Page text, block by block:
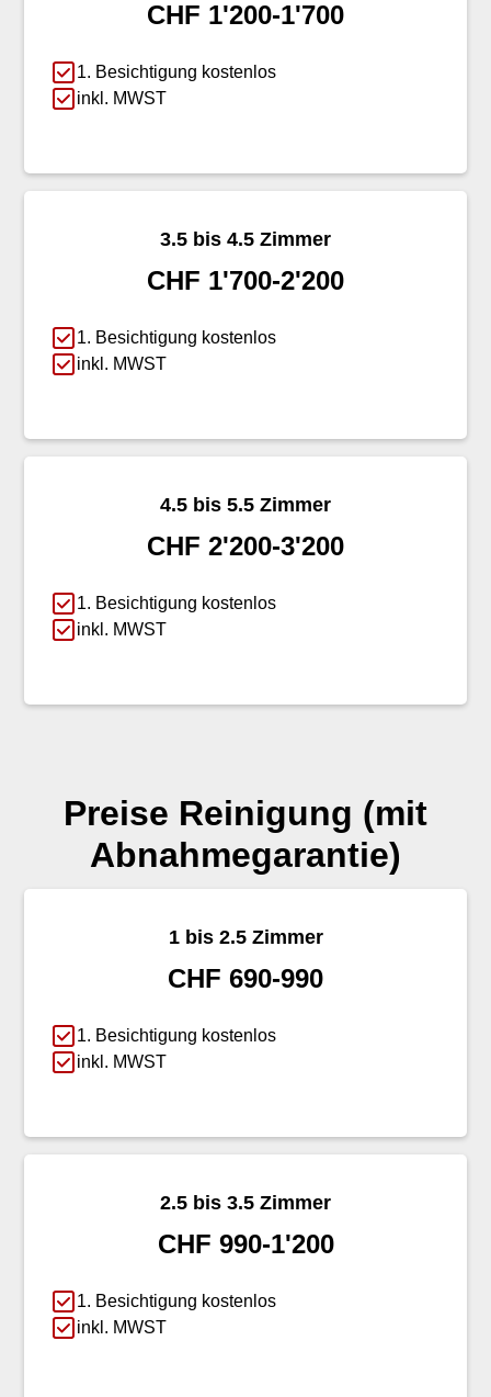
CHF 1'200-1'700
1. Besichtigung kostenlos
inkl. MWST
3.5 bis 4.5 Zimmer
CHF 1'700-2'200
1. Besichtigung kostenlos
inkl. MWST
4.5 bis 5.5 Zimmer
CHF 2'200-3'200
1. Besichtigung kostenlos
inkl. MWST
Preise Reinigung (mit
Abnahmegarantie)
1 bis 2.5 Zimmer
CHF 690-990
1. Besichtigung kostenlos
inkl. MWST
2.5 bis 3.5 Zimmer
CHF 990-1'200
1. Besichtigung kostenlos
inkl. MWST